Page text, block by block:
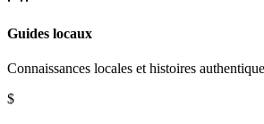
Guides locaux
Connaissances locales et histoires
$